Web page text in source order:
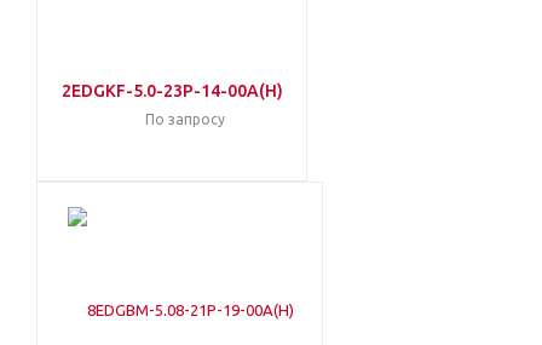
2EDGKF-5.0-23P-14-00A(H)
По запросу